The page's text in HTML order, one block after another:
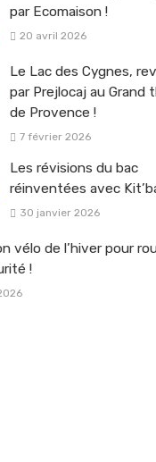
par Ecomaison !
20 avril 2026
Le Lac des Cygnes,
par Prejlocaj au Grand
de Provence !
7 février 2026
Les révisions du bac
réinventées avec
30 janvier 2026
vélo de l’hiver pour
!